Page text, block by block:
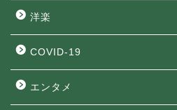
洋楽
COVID-19
エンタメ